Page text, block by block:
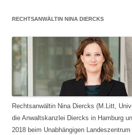
RECHTSANWÄLTIN NINA DIERCKS
Rechtsanwältin Nina Diercks (M.Litt,
die Anwaltskanzlei Diercks in Hamburg
2018 beim Unabhängigen